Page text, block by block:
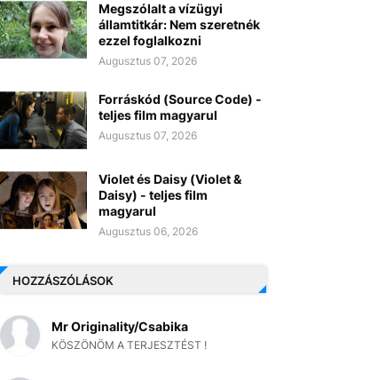
Megszólalt a vízügyi
államtitkár: Nem szeretnék
ezzel foglalkozni
Augusztus 07, 2026
Forráskód (Source Code) -
teljes film magyarul
Augusztus 07, 2026
Violet és Daisy (Violet &
Daisy) - teljes film
magyarul
Augusztus 06, 2026
HOZZÁSZÓLÁSOK
Mr Originality/Csabika
KÖSZÖNÖM A TERJESZTÉST !